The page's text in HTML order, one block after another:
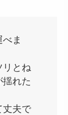
ま
リとね
揺れた
丈夫で